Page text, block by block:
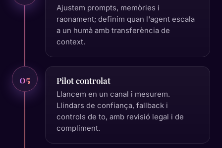
Ajustem prompts, memòries i
raonament; definim quan l'agent escala
a un humà amb transferència de
context.
05 Pilot controlat
Llancem en un canal i mesurem.
Llindars de confiança, fallback i
controls de to, amb revisió legal i de
compliment.